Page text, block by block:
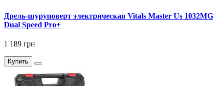
Дрель-шуруповерт электрическая Vitals Master Us 1032MG
Dual Speed Pro+
1 189 грн
Купить